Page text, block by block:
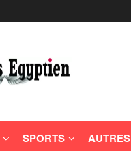
SPORTS AUTRES